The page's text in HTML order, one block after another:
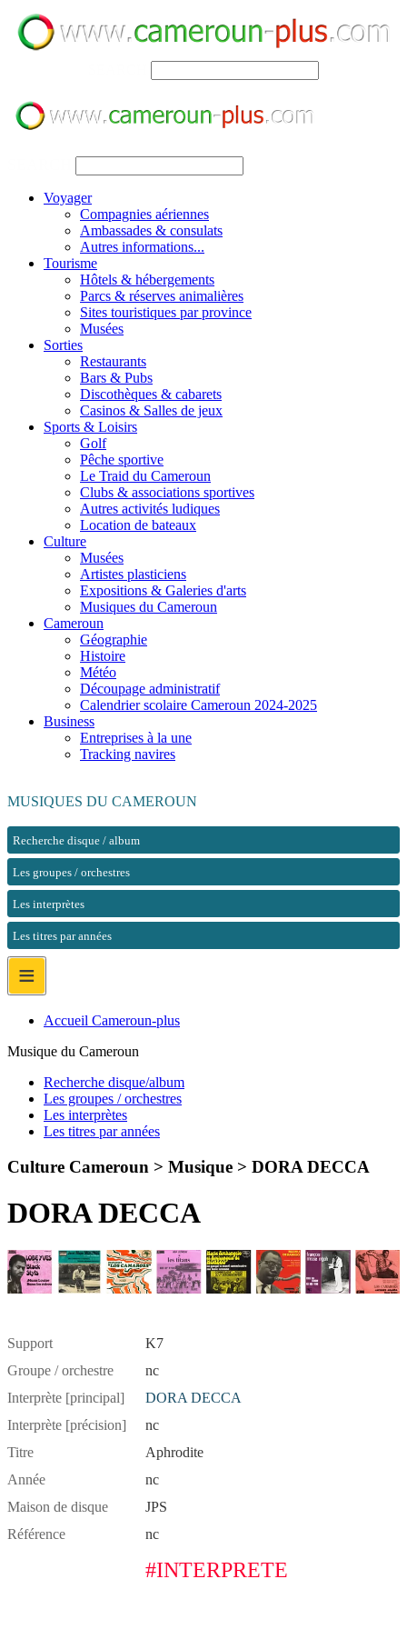
Voyager
Compagnies aériennes
Ambassades & consulats
Autres informations...
Tourisme
Hôtels & hébergements
Parcs & réserves animalières
Sites touristiques par province
Musées
Sorties
Restaurants
Bars & Pubs
Discothèques & cabarets
Casinos & Salles de jeux
Sports & Loisirs
Golf
Pêche sportive
Le Traid du Cameroun
Clubs & associations sportives
Autres activités ludiques
Location de bateaux
Culture
Musées
Artistes plasticiens
Expositions & Galeries d'arts
Musiques du Cameroun
Cameroun
Géographie
Histoire
Météo
Découpage administratif
Calendrier scolaire Cameroun 2024-2025
Business
Entreprises à la une
Tracking navires
MUSIQUES DU CAMEROUN
Recherche disque / album
Les groupes / orchestres
Les interprètes
Les titres par années
≡
Accueil Cameroun-plus
Musique du Cameroun
Recherche disque/album
Les groupes / orchestres
Les interprètes
Les titres par années
Culture Cameroun > Musique > DORA DECCA
DORA DECCA
Support
K7
Groupe / orchestre
nc
Interprète [principal]
DORA DECCA
Interprète [précision]
nc
Titre
Aphrodite
Année
nc
Maison de disque
JPS
Référence
nc
#INTERPRETE